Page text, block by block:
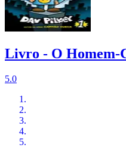
Livro - O Homem-
5.0